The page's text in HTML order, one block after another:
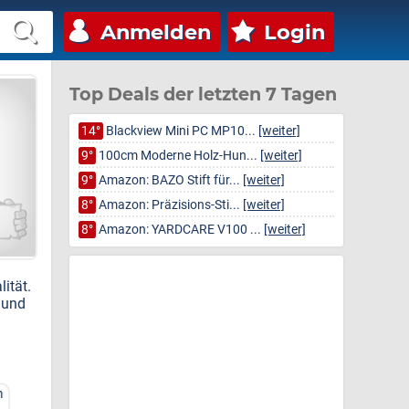
Anmelden Login
Top Deals der letzten 7 Tagen
14° Blackview Mini PC MP10... [weiter]
9° 100cm Moderne Holz-Hun... [weiter]
9° Amazon: BAZO Stift für... [weiter]
8° Amazon: Präzisions-Sti... [weiter]
8° Amazon: YARDCARE V100 ... [weiter]